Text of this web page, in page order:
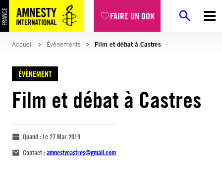
FAIRE UN DON
Accueil Évènements Film et débat à Castres
ÉVÈNEMENT
Film et débat à Castres
Quand :Le 27 Mar 2019
Contact :amnestycastres@gmail.com